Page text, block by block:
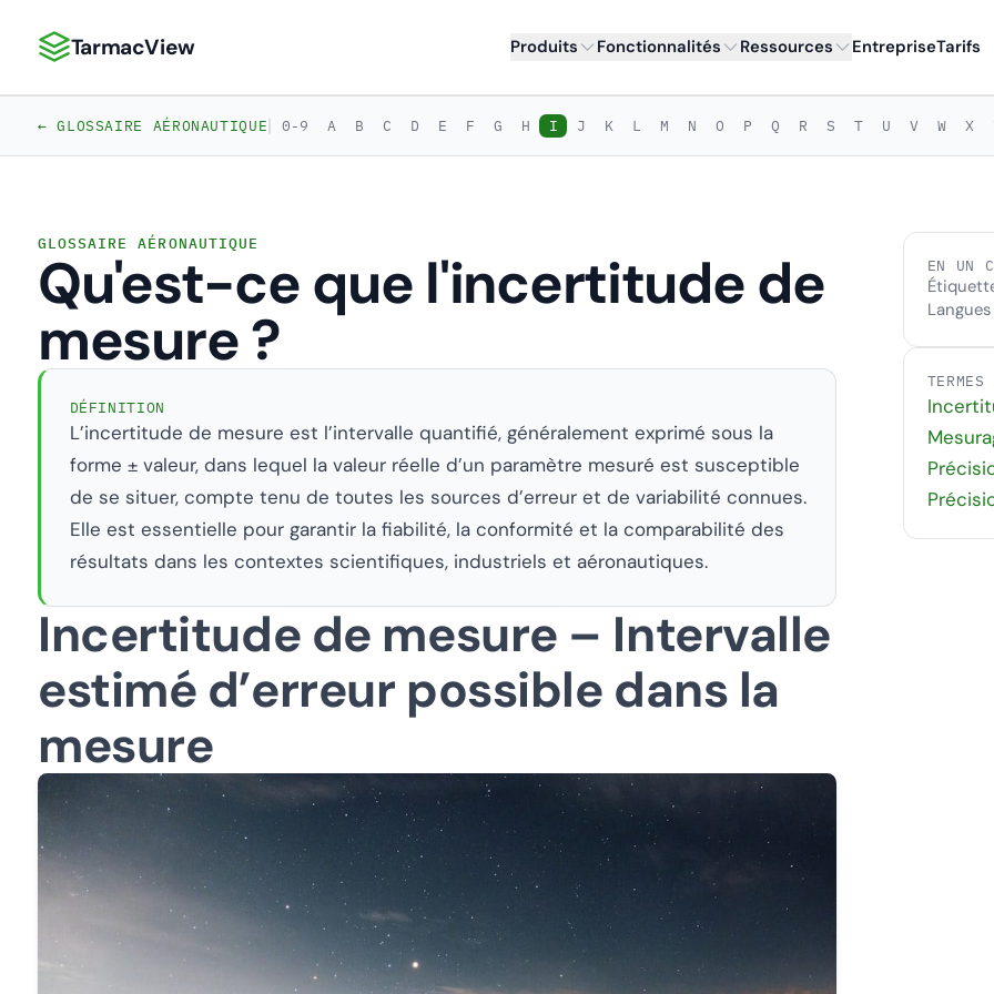
TarmacView : Analyses aéronautiques de précision
TarmacView Produits Fonctionnalités Ressources EntrepriseTarifs
← GLOSSAIRE AÉRONAUTIQUE| 0-9 A B C D E F G H I J K L M N O P Q R S T U V W X
GLOSSAIRE AÉRONAUTIQUE
Qu'est-ce que l'incertitude de
mesure ?
DÉFINITION
L’incertitude de mesure est l’intervalle quantifié, généralement exprimé sous la
forme ± valeur, dans lequel la valeur réelle d’un paramètre mesuré est susceptible
de se situer, compte tenu de toutes les sources d’erreur et de variabilité connues.
Elle est essentielle pour garantir la fiabilité, la conformité et la comparabilité des
résultats dans les contextes scientifiques, industriels et aéronautiques.
Incertitude de mesure – Intervalle
estimé d’erreur possible dans la
mesure
EN UN
Langues
TERMES